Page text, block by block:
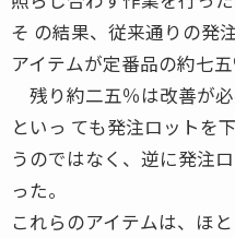
そ の結果、従来通りの発
アイテムが定番品の約七五
残り約二五％は改善が必
といっ ても発注ロットを
うのではなく、逆に発注
った。
これらのアイテムは、ほ